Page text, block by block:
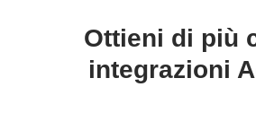
Ottieni di più
integrazioni